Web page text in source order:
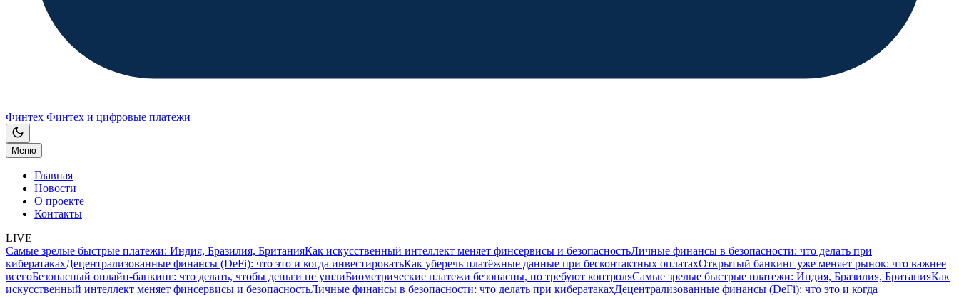
Финтех Финтех и цифровые платежи
Меню
Главная
Новости
О проекте
Контакты
LIVE
Самые зрелые быстрые платежи: Индия, Бразилия, БританияКак искусственный интеллект меняет финсервисы и безопасностьЛичные финансы в безопасности: что делать при
кибератакахДецентрализованные финансы (DeFi): что это и когда инвестироватьКак уберечь платёжные данные при бесконтактных оплатахОткрытый банкинг уже меняет рынок: что важнее
всегоБезопасный онлайн-банкинг: что делать, чтобы деньги не ушлиБиометрические платежи безопасны, но требуют контроляСамые зрелые быстрые платежи: Индия, Бразилия, БританияКак
искусственный интеллект меняет финсервисы и безопасностьЛичные финансы в безопасности: что делать при кибератакахДецентрализованные финансы (DeFi): что это и когда